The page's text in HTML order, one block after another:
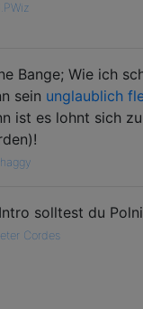
Bange; Wie ich
sein unglaublich
ist es lohnt sich
solltest du
Cordes